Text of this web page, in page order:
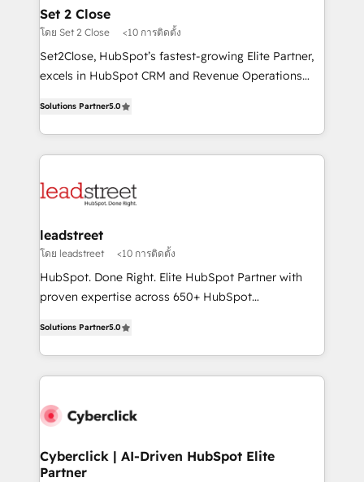
días.
and technology for predictable, scalable revenue
growth. Our expertise spans RevOps, CRM and data
architecture, AI enablement, and strategic marketing,
delivered through our proprietary FLAIR framework
Partner and ISO 27001:2022 certified consultancy,
we blend strategy, creativity, and technology to help
Set 2 Close
โดย Set 2 Close <10 การติดตั้ง
Set2Close, HubSpot’s fastest-growing Elite Partner,
excels in HubSpot CRM and Revenue Operations
As a top HubSpot Elite Partner, we specialize in
custom HubSpot CRM solutions. Our experts design,
implement, and optimize systems to enhance user
marketing, and service teams. From setup to
management, and speed up deal closures. With 500+
projects completed, our Agile approach ensures your
HubSpot CRM drives measurable results. Our
RevOps services align your sales, marketing, and
optimize the revenue lifecycle—lead generation to
retention—by refining processes and eliminating
maximize profitability and adapt to your goals.
Solutions Partner5.0
leadstreet
โดย leadstreet <10 การติดตั้ง
HubSpot. Done Right. Elite HubSpot Partner with
proven expertise across 650+ HubSpot
experience, we help you use the HubSpot platform
to its fullest capacity, improve your current HubSpot
website, or build your new one.
Solutions Partner5.0
Cyberclick | AI-Driven HubSpot Elite
Partner